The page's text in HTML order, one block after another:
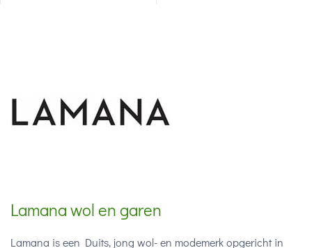
Lamana wol en garen
Lamana is een Duits, jong wol- en modemerk opgericht in